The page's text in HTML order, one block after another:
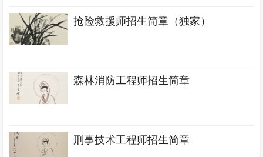
抢险救援师招生简章（独家）
森林消防工程师招生简章
刑事技术工程师招生简章